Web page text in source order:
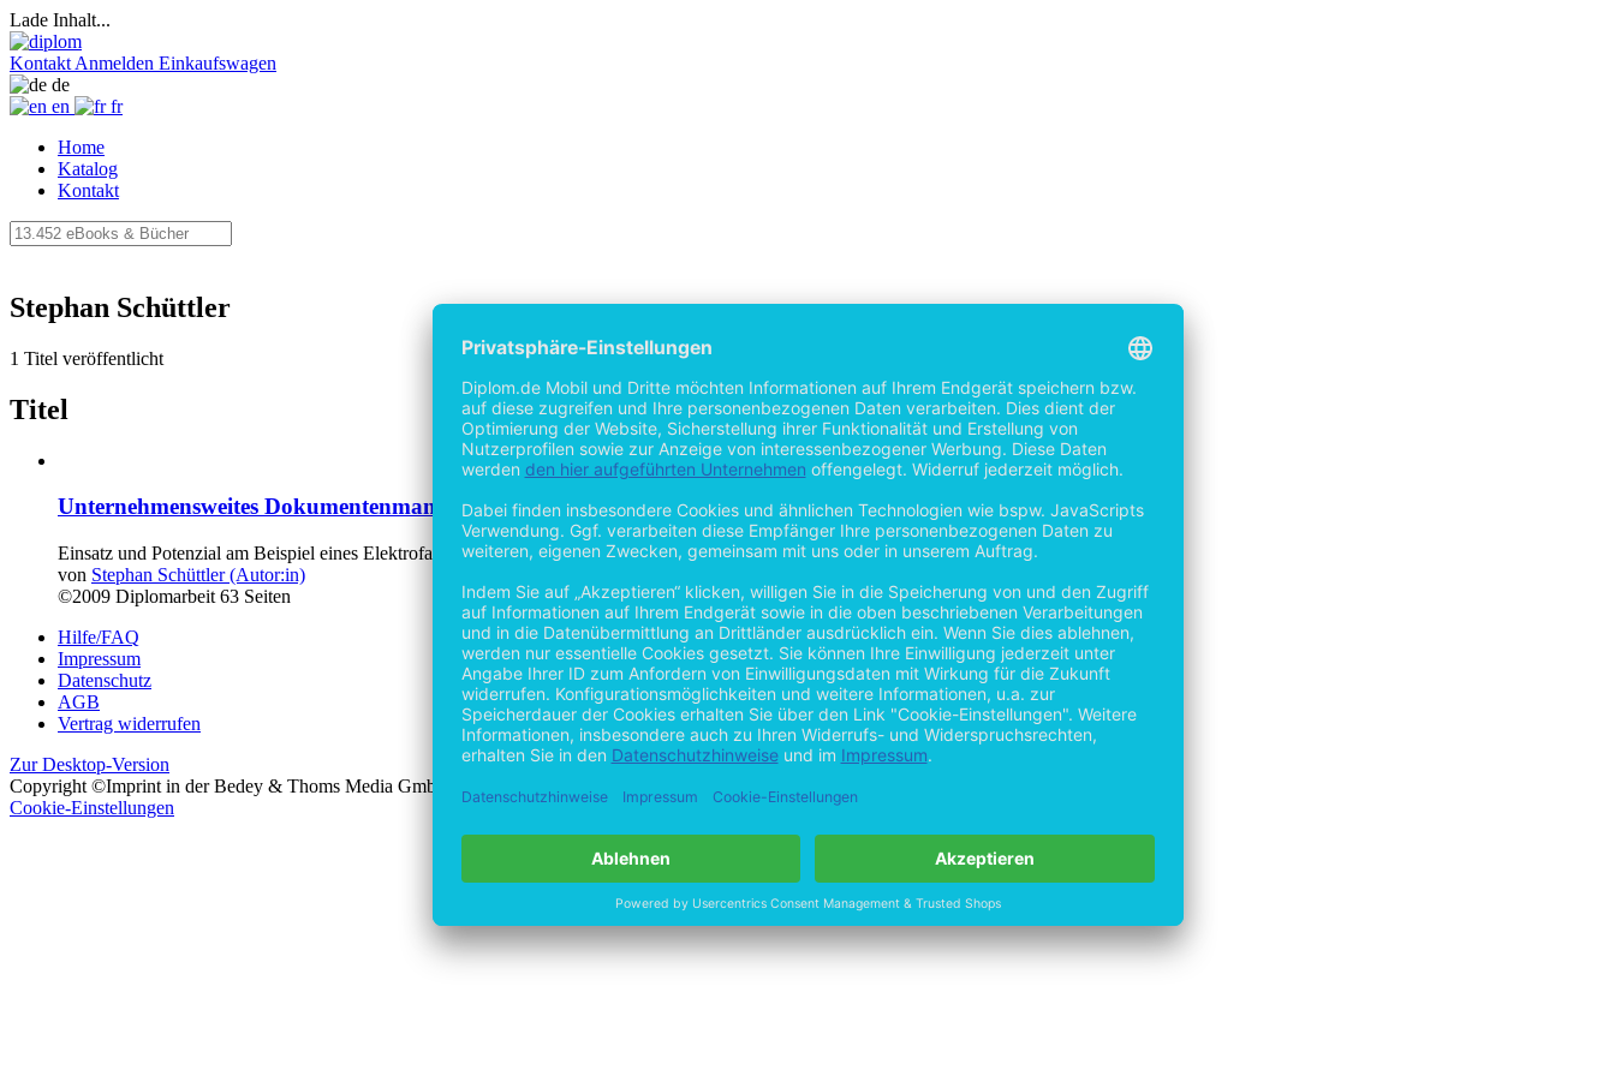
Lade Inhalt...
Kontakt Anmelden Einkaufswagen
de
en
fr
Home
Katalog
Kontakt
Stephan Schüttler
1 Titel veröffentlicht
Titel
Unternehmensweites Dokumentenmanagement
Einsatz und Potenzial am Beispiel eines Elektrofachgroßhandels
von Stephan Schüttler (Autor:in)
©2009 Diplomarbeit 63 Seiten
Hilfe/FAQ
Impressum
Datenschutz
AGB
Vertrag widerrufen
Zur Desktop-Version
Copyright ©Imprint in der Bedey & Thoms Media GmbH
Cookie-Einstellungen